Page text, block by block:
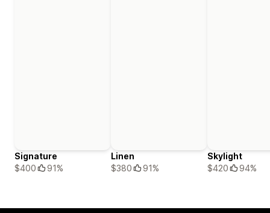
Signature
$400
91%
Linen
$380
91%
Skylight
$420
94%